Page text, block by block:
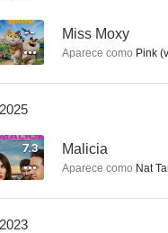
-- Miss Moxy
Aparece como Pink
2025
7.3 Malicia
Aparece como Nat
2023